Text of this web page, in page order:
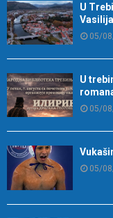
U
05/
U
05/
05/